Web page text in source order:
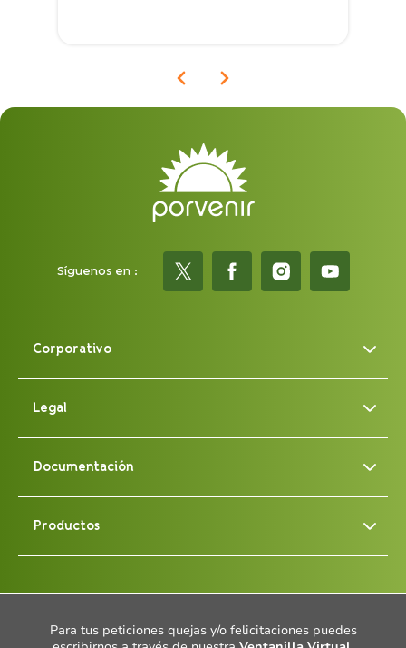
Síguenos en :
Corporativo
Legal
Documentación
Productos
Para tus peticiones quejas y/o felicitaciones puedes